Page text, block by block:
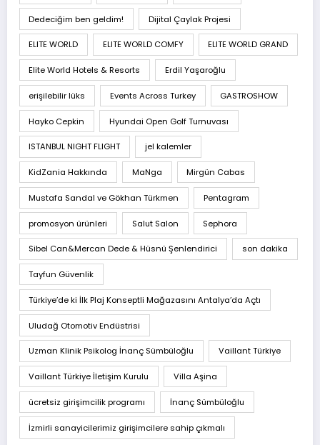
Dedeciğim ben geldim! Dijital Çaylak Projesi
ELITE WORLD ELITE WORLD COMFY ELITE WORLD GRAND
Elite World Hotels & Resorts Erdil Yaşaroğlu
erişilebilir lüks Events Across Turkey GASTROSHOW
Hayko Cepkin Hyundai Open Golf Turnuvası
ISTANBUL NIGHT FLIGHT jel kalemler
KidZania Hakkında MaNga Mirgün Cabas
Mustafa Sandal ve Gökhan Türkmen Pentagram
promosyon ürünleri Salut Salon Sephora
Sibel Can&Mercan Dede & Hüsnü Şenlendirici son dakika
Tayfun Güvenlik
Türkiye’de ki İlk Plaj Konseptli Mağazasını Antalya’da Açtı
Uludağ Otomotiv Endüstrisi
Uzman Klinik Psikolog İnanç Sümbüloğlu Vaillant Türkiye
Vaillant Türkiye İletişim Kurulu Villa Aşina
ücretsiz girişimcilik programı İnanç Sümbüloğlu
İzmirli sanayicilerimiz girişimcilere sahip çıkmalı